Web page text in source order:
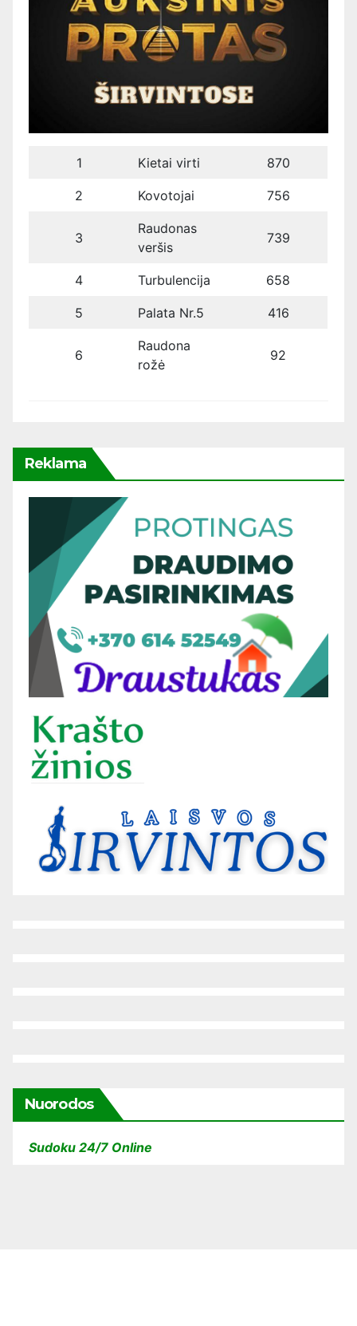
1 Kietai virti 870
2 Kovotojai 756
3
Raudonas
veršis
739
4 Turbulencija 658
5 Palata Nr.5 416
6
Raudona
rožė
92
Reklama
Nuorodos
Sudoku 24/7 Online